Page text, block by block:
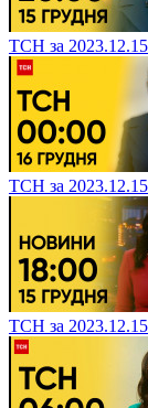
ТСН за 2023.12.15
ТСН за 2023.12.15
ТСН за 2023.12.15